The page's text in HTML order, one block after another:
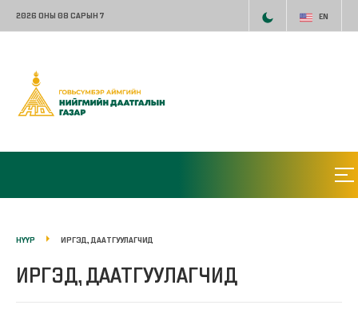
2026 ОНЫ 08 САРЫН 7 EN
НҮҮР ИРГЭД, ДААТГУУЛАГЧИД
ИРГЭД, ДААТГУУЛАГЧИД